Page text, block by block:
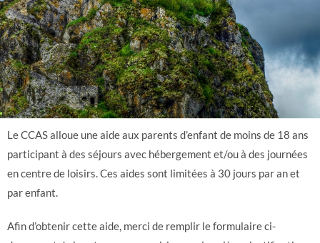
Le CCAS alloue une aide aux parents d’enfant de moins de 18 ans
participant à des séjours avec hébergement et/ou à des journées
en centre de loisirs. Ces aides sont limitées à 30 jours par an et
par enfant.
Afin d’obtenir cette aide, merci de remplir le formulaire ci-